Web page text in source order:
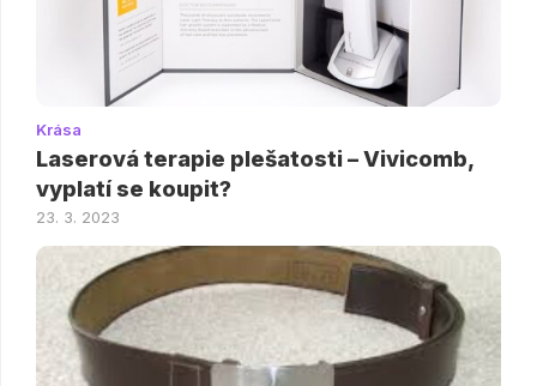
Krása
Laserová terapie plešatosti – Vivicomb,
vyplatí se koupit?
23. 3. 2023